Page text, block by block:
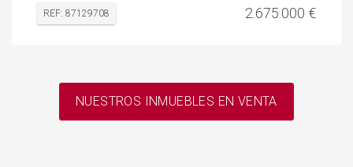
REF: 87129708 2.675.000 €
NUESTROS INMUEBLES EN VENTA